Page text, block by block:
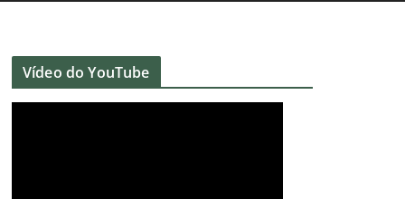
Vídeo do YouTube